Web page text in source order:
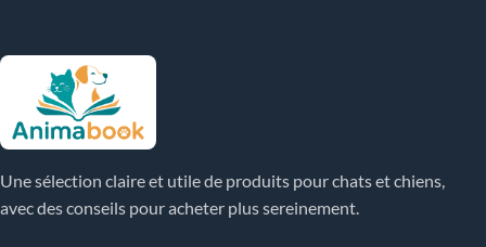
Une sélection claire et utile de produits pour chats et chiens,
avec des conseils pour acheter plus sereinement.